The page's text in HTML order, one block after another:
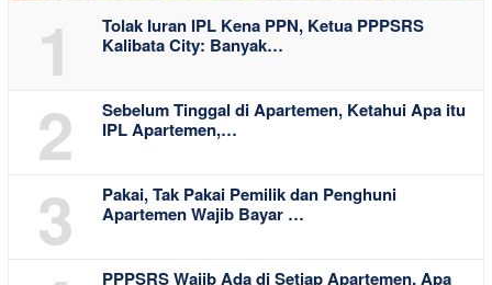
1
Tolak Iuran IPL Kena PPN, Ketua PPPSRS
Kalibata City: Banyak…
2
Sebelum Tinggal di Apartemen, Ketahui Apa itu
IPL Apartemen,…
3
Pakai, Tak Pakai Pemilik dan Penghuni
Apartemen Wajib Bayar …
PPPSRS Wajib Ada di Setiap Apartemen, Apa